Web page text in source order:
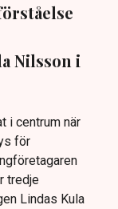
Nilsson i
i centrum när
för
tredje
Lindas Kula